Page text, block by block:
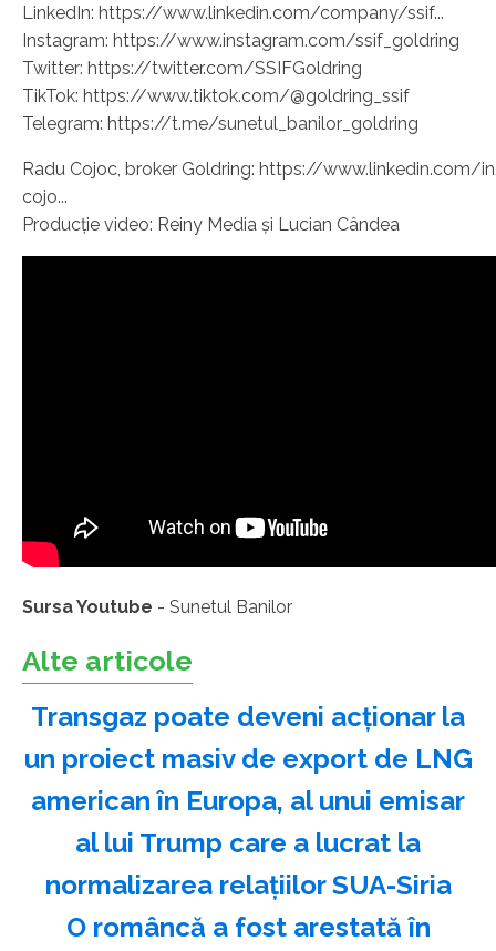
LinkedIn: https://www.linkedin.com/company/ssif...
Instagram: https://www.instagram.com/ssif_goldring
Twitter: https://twitter.com/SSIFGoldring
TikTok: https://www.tiktok.com/@goldring_ssif
Telegram: https://t.me/sunetul_banilor_goldring
Radu Cojoc, broker Goldring: https://www.linkedin.com/
cojo...
Producție video: Reiny Media și Lucian Cândea
Sursa Youtube - Sunetul Banilor
Alte articole
Transgaz poate deveni acționar la
un proiect masiv de export de LNG
american în Europa, al unui emisar
al lui Trump care a lucrat la
normalizarea relațiilor SUA-Siria
O româncă a fost arestată în